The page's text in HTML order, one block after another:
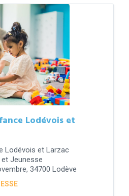
Lodévois et
Lodévois et Larzac
et Jeunesse
34700 Lodève